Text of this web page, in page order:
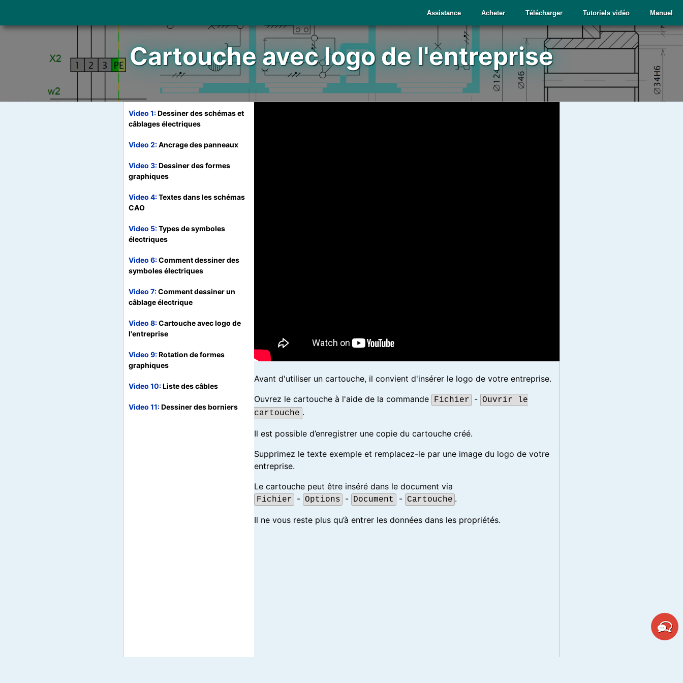
Manuel
Tutoriels vidéo
Télécharger
Acheter
Assistance
Video 1 Dessiner des schémas et
câblages électriques
Video 2 Ancrage des panneaux
Video 3 Dessiner des formes
graphiques
Video 4 Textes dans les schémas
CAO
Video 5 Types de symboles
électriques
Video 6 Comment dessiner des
symboles électriques
Video 7 Comment dessiner un
câblage électrique
Video 8 Cartouche avec logo de
l'entreprise
Video 9 Rotation de formes
graphiques
Video 10 Liste des câbles
Video 11 Dessiner des borniers
Cartouche avec logo de l'entreprise
Avant d'utiliser un cartouche, il convient d'insérer le logo de votre entreprise.
Ouvrez le cartouche à l'aide de la commande
Fichier - Ouvrir le
cartouche .
Il est possible d’enregistrer une copie du cartouche créé.
Supprimez le texte exemple et remplacez-le par une image du logo de votre
entreprise.
Le cartouche peut être inséré dans le document via
Fichier - Options - Document - Cartouche .
Il ne vous reste plus qu’à entrer les données dans les propriétés.